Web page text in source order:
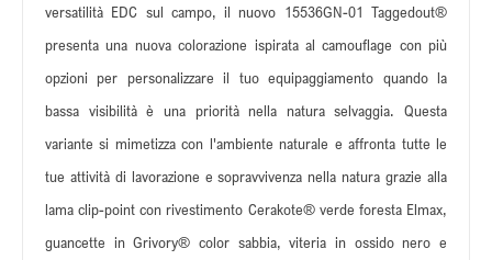
versatilità EDC sul campo, il nuovo 15536GN-01 Taggedout®
presenta una nuova colorazione ispirata al camouflage con più
opzioni per personalizzare il tuo equipaggiamento quando la
bassa visibilità è una priorità nella natura selvaggia. Questa
variante si mimetizza con l'ambiente naturale e affronta tutte le
tue attività di lavorazione e sopravvivenza nella natura grazie alla
lama clip-point con rivestimento Cerakote® verde foresta Elmax,
guancette in Grivory® color sabbia, viteria in ossido nero e